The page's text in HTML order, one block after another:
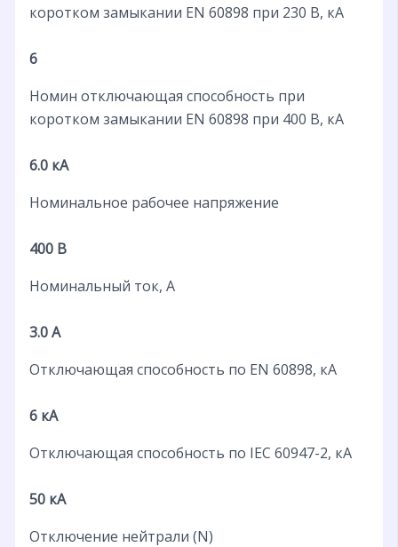
коротком замыкании EN 60898 при 230 В, кА
6
Номин отключающая способность при
коротком замыкании EN 60898 при 400 В, кА
6.0 кА
Номинальное рабочее напряжение
400 В
Номинальный ток, А
3.0 А
Отключающая способность по EN 60898, кА
6 кА
Отключающая способность по IEC 60947-2, кА
50 кА
Отключение нейтрали (N)